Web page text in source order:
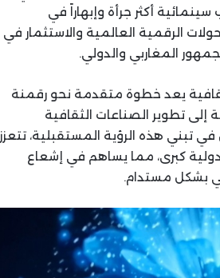
سينمائية أكثر جرأة وإبهاراً في
الرقمية العالمية والاستثمار في
المغاربي والدولي.
يعد خطوة متقدمة نحو رقمنة
إلى تطوير الصناعات الثقافية
تبني هذه الرؤية المستقبلية، تتعزز
كبرى، مما يساهم في إشعاع
بشكل مستدام.